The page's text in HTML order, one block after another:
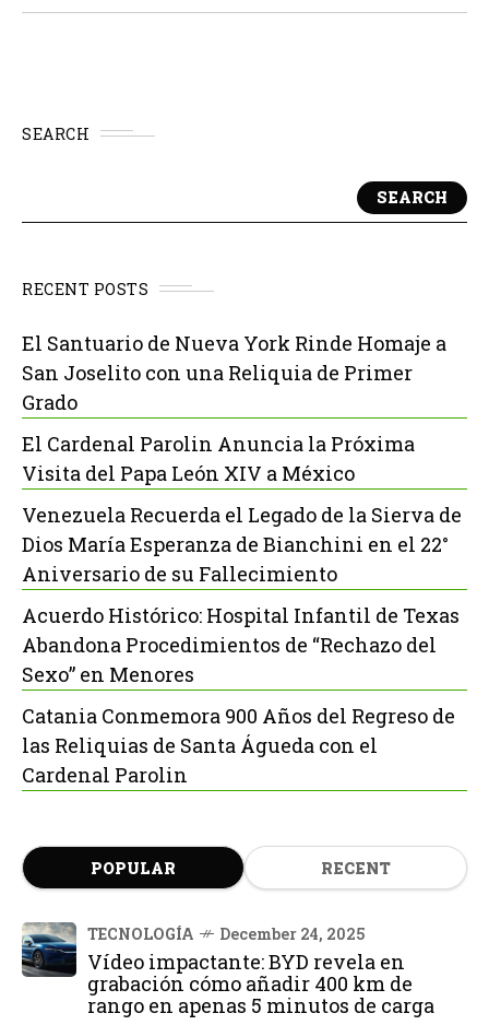
SEARCH
SEARCH
RECENT POSTS
El Santuario de Nueva York Rinde Homaje a
San Joselito con una Reliquia de Primer
Grado
El Cardenal Parolin Anuncia la Próxima
Visita del Papa León XIV a México
Venezuela Recuerda el Legado de la Sierva de
Dios María Esperanza de Bianchini en el 22°
Aniversario de su Fallecimiento
Acuerdo Histórico: Hospital Infantil de Texas
Abandona Procedimientos de “Rechazo del
Sexo” en Menores
Catania Conmemora 900 Años del Regreso de
las Reliquias de Santa Águeda con el
Cardenal Parolin
POPULAR RECENT
TECNOLOGÍA December 24, 2025
Vídeo impactante: BYD revela en
grabación cómo añadir 400 km de
rango en apenas 5 minutos de carga